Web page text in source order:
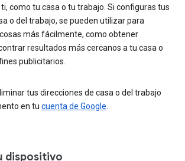
como tu casa o tu trabajo. Si configuras tus
o del trabajo, se pueden utilizar para
más fácilmente, como obtener
resultados más cercanos a tu casa o
publicitarios.
tus direcciones de casa o del trabajo
en tu cuenta de Google
dispositivo